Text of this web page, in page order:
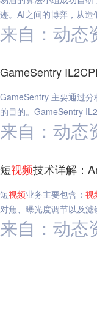
迹。AI之间的博弈，从造
来自：动态
GameSentry
GameSentry 主要通过
的目的。GameSentry
来自：动态
短视频技术详解：
短视频业务主要包含： 视
对焦、曝光度调节以及
来自：动态